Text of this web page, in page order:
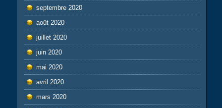
septembre 2020
août 2020
juillet 2020
juin 2020
mai 2020
avril 2020
mars 2020